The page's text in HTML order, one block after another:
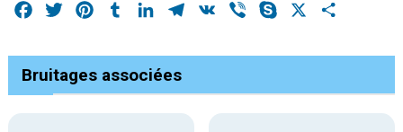
Facebook
Twitter PinterestTumblrLinkedInTelegram
VK Viber Skype
Bruitages associées